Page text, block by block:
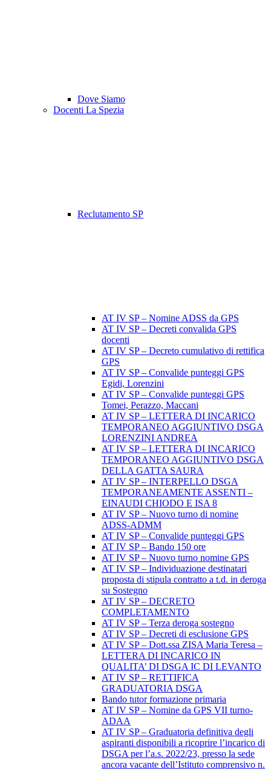
Dove Siamo
Docenti La Spezia
Reclutamento SP
AT IV SP – Nomine ADSS da GPS
AT IV SP – Decreti convalida GPS
docenti
AT IV SP – Decreto cumulativo di rettifica
GPS
AT IV SP – Convalide punteggi GPS
Egidi, Lorenzini
AT IV SP – Convalide punteggi GPS
Tomei, Perazzo, Maccani
AT IV SP – LETTERA DI INCARICO
TEMPORANEO AGGIUNTIVO DSGA
LORENZINI ANDREA
AT IV SP – LETTERA DI INCARICO
TEMPORANEO AGGIUNTIVO DSGA
DELLA GATTA SAURA
AT IV SP – INTERPELLO DSGA
TEMPORANEAMENTE ASSENTI –
EINAUDI CHIODO E ISA 8
AT IV SP – Nuovo turno di nomine
ADSS-ADMM
AT IV SP – Convalide punteggi GPS
AT IV SP – Bando 150 ore
AT IV SP – Nuovo turno nomine GPS
AT IV SP – Individuazione destinatari
proposta di stipula contratto a t.d. in deroga
su Sostegno
AT IV SP – DECRETO
COMPLETAMENTO
AT IV SP – Terza deroga sostegno
AT IV SP – Decreti di esclusione GPS
AT IV SP – Dott.ssa ZISA Maria Teresa –
LETTERA DI INCARICO IN
QUALITA’ DI DSGA IC DI LEVANTO
AT IV SP – RETTIFICA
GRADUATORIA DSGA
Bando tutor formazione primaria
AT IV SP – Nomine da GPS VII turno-
ADAA
AT IV SP – Graduatoria definitiva degli
aspiranti disponibili a ricoprire l’incarico di
DSGA per l’a.s. 2022/23, presso la sede
ancora vacante dell’Istituto comprensivo n.